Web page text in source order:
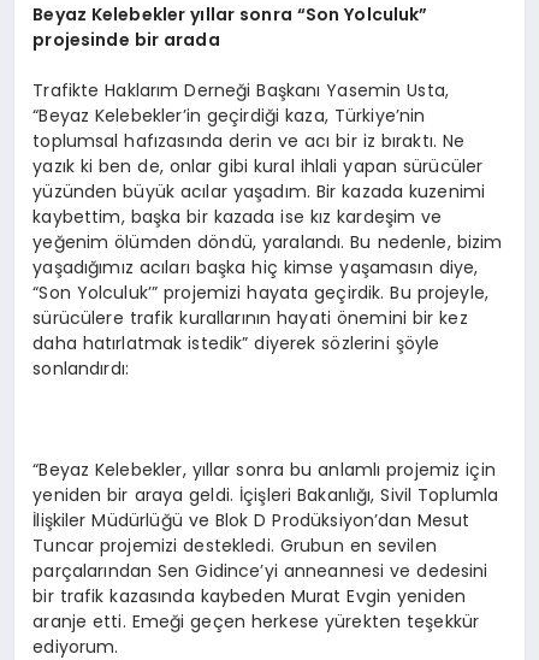
Beyaz Kelebekler yıllar sonra “Son Yolculuk”
projesinde bir arada
Trafikte Haklarım Derneği Başkanı Yasemin Usta,
“Beyaz Kelebekler’in geçirdiği kaza, Türkiye’nin
toplumsal hafızasında derin ve acı bir iz bıraktı. Ne
yazık ki ben de, onlar gibi kural ihlali yapan sürücüler
yüzünden büyük acılar yaşadım. Bir kazada kuzenimi
kaybettim, başka bir kazada ise kız kardeşim ve
yeğenim ölümden döndü, yaralandı. Bu nedenle, bizim
yaşadığımız acıları başka hiç kimse yaşamasın diye,
“Son Yolculuk’” projemizi hayata geçirdik. Bu projeyle,
sürücülere trafik kurallarının hayati önemini bir kez
daha hatırlatmak istedik” diyerek sözlerini şöyle
sonlandırdı:
“Beyaz Kelebekler, yıllar sonra bu anlamlı projemiz için
yeniden bir araya geldi. İçişleri Bakanlığı, Sivil Toplumla
İlişkiler Müdürlüğü ve Blok D Prodüksiyon’dan Mesut
Tuncar projemizi destekledi. Grubun en sevilen
parçalarından Sen Gidince’yi anneannesi ve dedesini
bir trafik kazasında kaybeden Murat Evgin yeniden
aranje etti. Emeği geçen herkese yürekten teşekkür
ediyorum.